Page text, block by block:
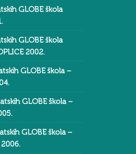
GLOBE škola
GLOBE škola
2002.
GLOBE škola –
GLOBE škola –
GLOBE škola –